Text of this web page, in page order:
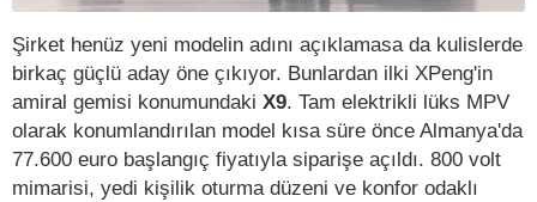
Şirket henüz yeni modelin adını açıklamasa da kulislerde
birkaç güçlü aday öne çıkıyor. Bunlardan ilki XPeng'in
amiral gemisi konumundaki X9. Tam elektrikli lüks MPV
olarak konumlandırılan model kısa süre önce Almanya'da
77.600 euro başlangıç fiyatıyla siparişe açıldı. 800 volt
mimarisi, yedi kişilik oturma düzeni ve konfor odaklı